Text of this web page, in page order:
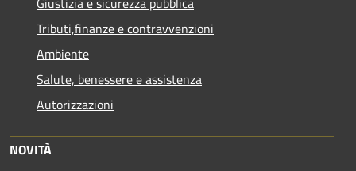
Tributi,finanze e contravvenzioni
Ambiente
Salute, benessere e assistenza
Autorizzazioni
NOVITÀ